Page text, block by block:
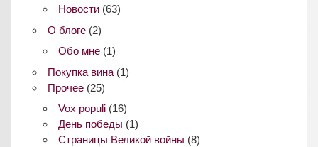
Новости(63)
О блоге(2)
Обо мне(1)
Покупка вина(1)
Прочее(25)
Vox populi(16)
День победы (1)
Страницы Великой войны (8)